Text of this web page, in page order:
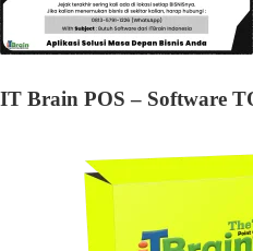
IT Brain POS – Software